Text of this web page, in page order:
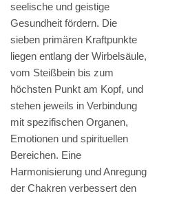
seelische und geistige
Gesundheit fördern. Die
sieben primären Kraftpunkte
liegen entlang der Wirbelsäule,
vom Steißbein bis zum
höchsten Punkt am Kopf, und
stehen jeweils in Verbindung
mit spezifischen Organen,
Emotionen und spirituellen
Bereichen. Eine
Harmonisierung und Anregung
der Chakren verbessert den